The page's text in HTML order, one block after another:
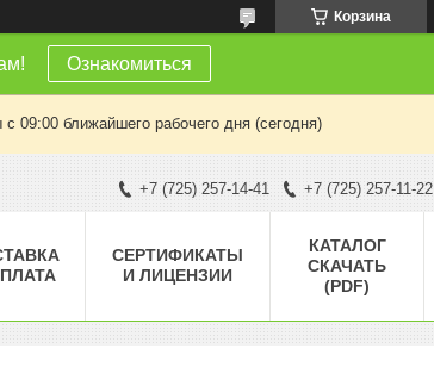
Корзина
Ознакомиться
09:00 ближайшего рабочего дня (сегодня)
+7 (725) 257-14-41 +7 (725) 257-11-22
СЕРТИФИКАТЫ
И ЛИЦЕНЗИИ
КАТАЛОГ
СКАЧАТЬ
(PDF)